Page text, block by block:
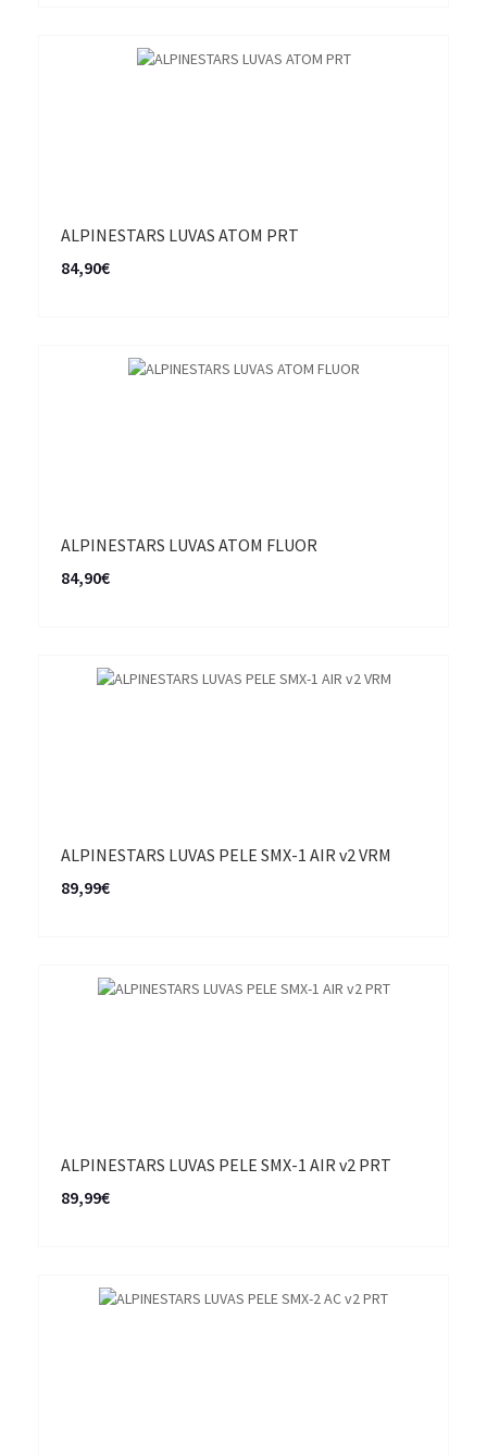
ALPINESTARS LUVAS ATOM PRT
84,90€
ALPINESTARS LUVAS ATOM FLUOR
84,90€
ALPINESTARS LUVAS PELE SMX-1 AIR v2 VRM
89,99€
ALPINESTARS LUVAS PELE SMX-1 AIR v2 PRT
89,99€